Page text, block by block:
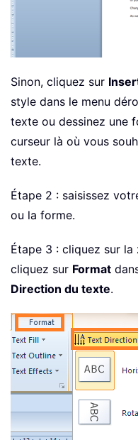
Sinon, cliquez sur
style dans le menu
texte ou dessinez une
curseur là où vous
texte.
Étape 2 : saisissez
ou la forme.
Étape 3 : cliquez sur
cliquez sur Format
Direction du texte.